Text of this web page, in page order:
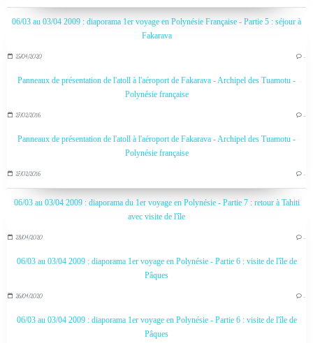
06/03 au 03/04 2009 : diaporama 1er voyage en Polynésie Française - Partie 5 : séjour à
Fakarava
25/04/2020 …
Panneaux de présentation de l'atoll à l'aéroport de Fakarava - Archipel des Tuamotu -
Polynésie française
27/02/2016 …
Panneaux de présentation de l'atoll à l'aéroport de Fakarava - Archipel des Tuamotu -
Polynésie française
27/02/2016 …
06/03 au 03/04 2009 : diaporama du 1er voyage en Polynésie - Partie 7 : retour à Tahiti
avec visite de l'île
28/04/2020 …
06/03 au 03/04 2009 : diaporama 1er voyage en Polynésie - Partie 6 : visite de l'île de
Pâques
26/04/2020 …
06/03 au 03/04 2009 : diaporama 1er voyage en Polynésie - Partie 6 : visite de l'île de
Pâques